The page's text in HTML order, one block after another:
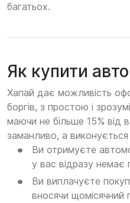
багатьох.
Як купити
Хапай дає можливість
боргів, з простою і
маючи не більше 15% від
заманливо, а
Ви отримуєте
у вас відразу немає
Ви виплачуєте
вносячи щомісячний